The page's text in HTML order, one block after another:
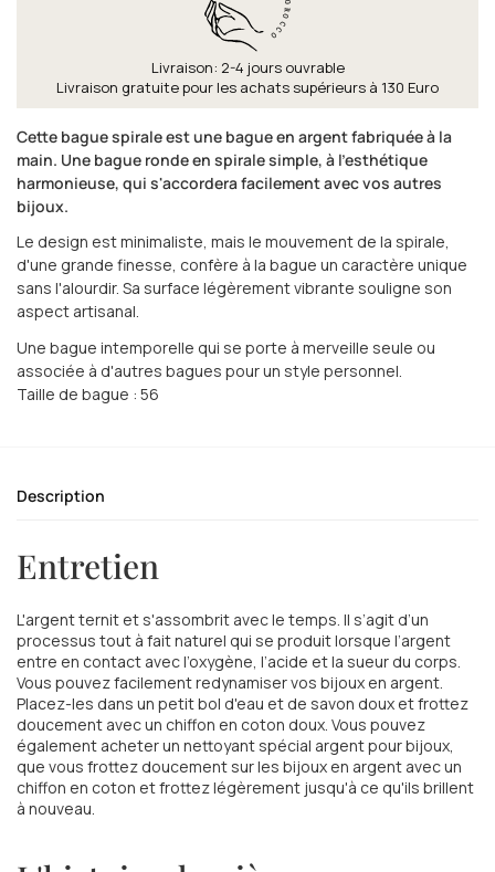
Livraison: 2-4 jours ouvrable
Livraison gratuite pour les achats supérieurs à 130 Euro
Cette bague spirale est une bague en argent fabriquée à la
main. Une bague ronde en spirale simple, à l'esthétique
harmonieuse, qui s'accordera facilement avec vos autres
bijoux.
Le design est minimaliste, mais le mouvement de la spirale,
d'une grande finesse, confère à la bague un caractère unique
sans l'alourdir. Sa surface légèrement vibrante souligne son
aspect artisanal.
Une bague intemporelle qui se porte à merveille seule ou
associée à d'autres bagues pour un style personnel.
Taille de bague : 56
Description
Entretien
L'argent ternit et s'assombrit avec le temps. Il s’agit d’un
processus tout à fait naturel qui se produit lorsque l’argent
entre en contact avec l’oxygène, l’acide et la sueur du corps.
Vous pouvez facilement redynamiser vos bijoux en argent.
Placez-les dans un petit bol d'eau et de savon doux et frottez
doucement avec un chiffon en coton doux. Vous pouvez
également acheter un nettoyant spécial argent pour bijoux,
que vous frottez doucement sur les bijoux en argent avec un
chiffon en coton et frottez légèrement jusqu'à ce qu'ils brillent
à nouveau.